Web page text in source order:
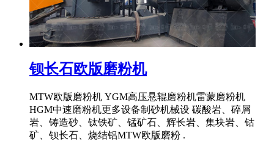
钡长石欧版磨粉机
MTW欧版磨粉机 YGM高压悬辊磨粉机雷蒙磨粉机
HGM中速磨粉机更多设备制砂机械设 碳酸岩、碎屑
岩、铸造砂、钛铁矿、锰矿石、辉长岩、集块岩、钴
矿、钡长石、烧结铝MTW欧版磨粉 .